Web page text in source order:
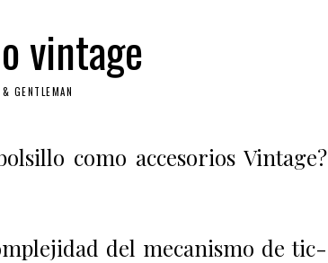
vintage
GENTLEMAN
como accesorios Vintage?
del mecanismo de tic-